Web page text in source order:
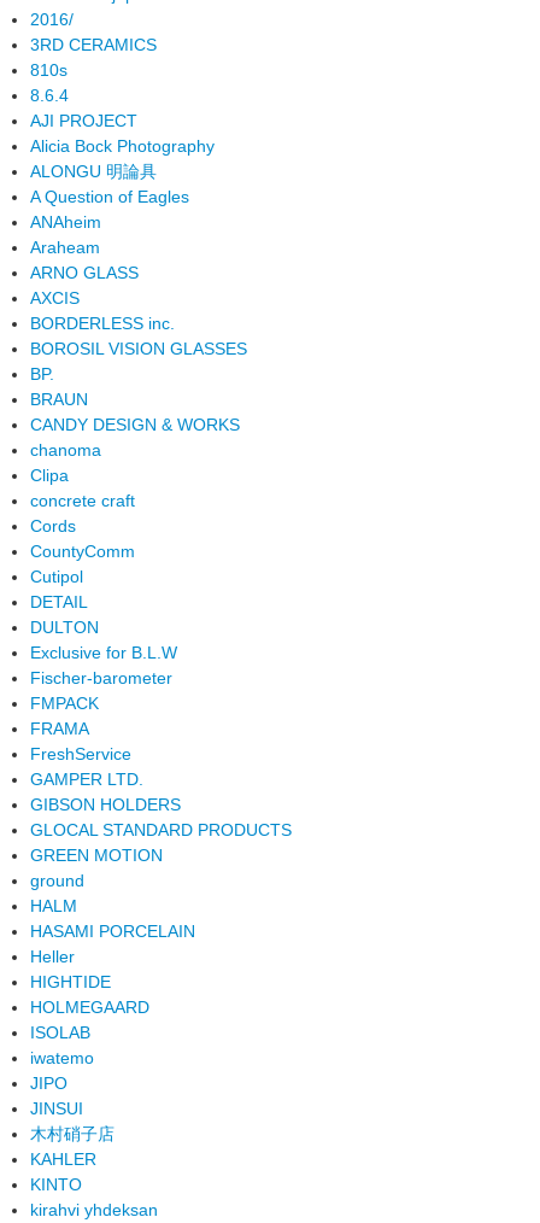
2016/
3RD CERAMICS
810s
8.6.4
AJI PROJECT
Alicia Bock Photography
ALONGU 明論具
A Question of Eagles
ANAheim
Araheam
ARNO GLASS
AXCIS
BORDERLESS inc.
BOROSIL VISION GLASSES
BP.
BRAUN
CANDY DESIGN & WORKS
chanoma
Clipa
concrete craft
Cords
CountyComm
Cutipol
DETAIL
DULTON
Exclusive for B.L.W
Fischer-barometer
FMPACK
FRAMA
FreshService
GAMPER LTD.
GIBSON HOLDERS
GLOCAL STANDARD PRODUCTS
GREEN MOTION
ground
HALM
HASAMI PORCELAIN
Heller
HIGHTIDE
HOLMEGAARD
ISOLAB
iwatemo
JIPO
JINSUI
木村硝子店
KAHLER
KINTO
kirahvi yhdeksan